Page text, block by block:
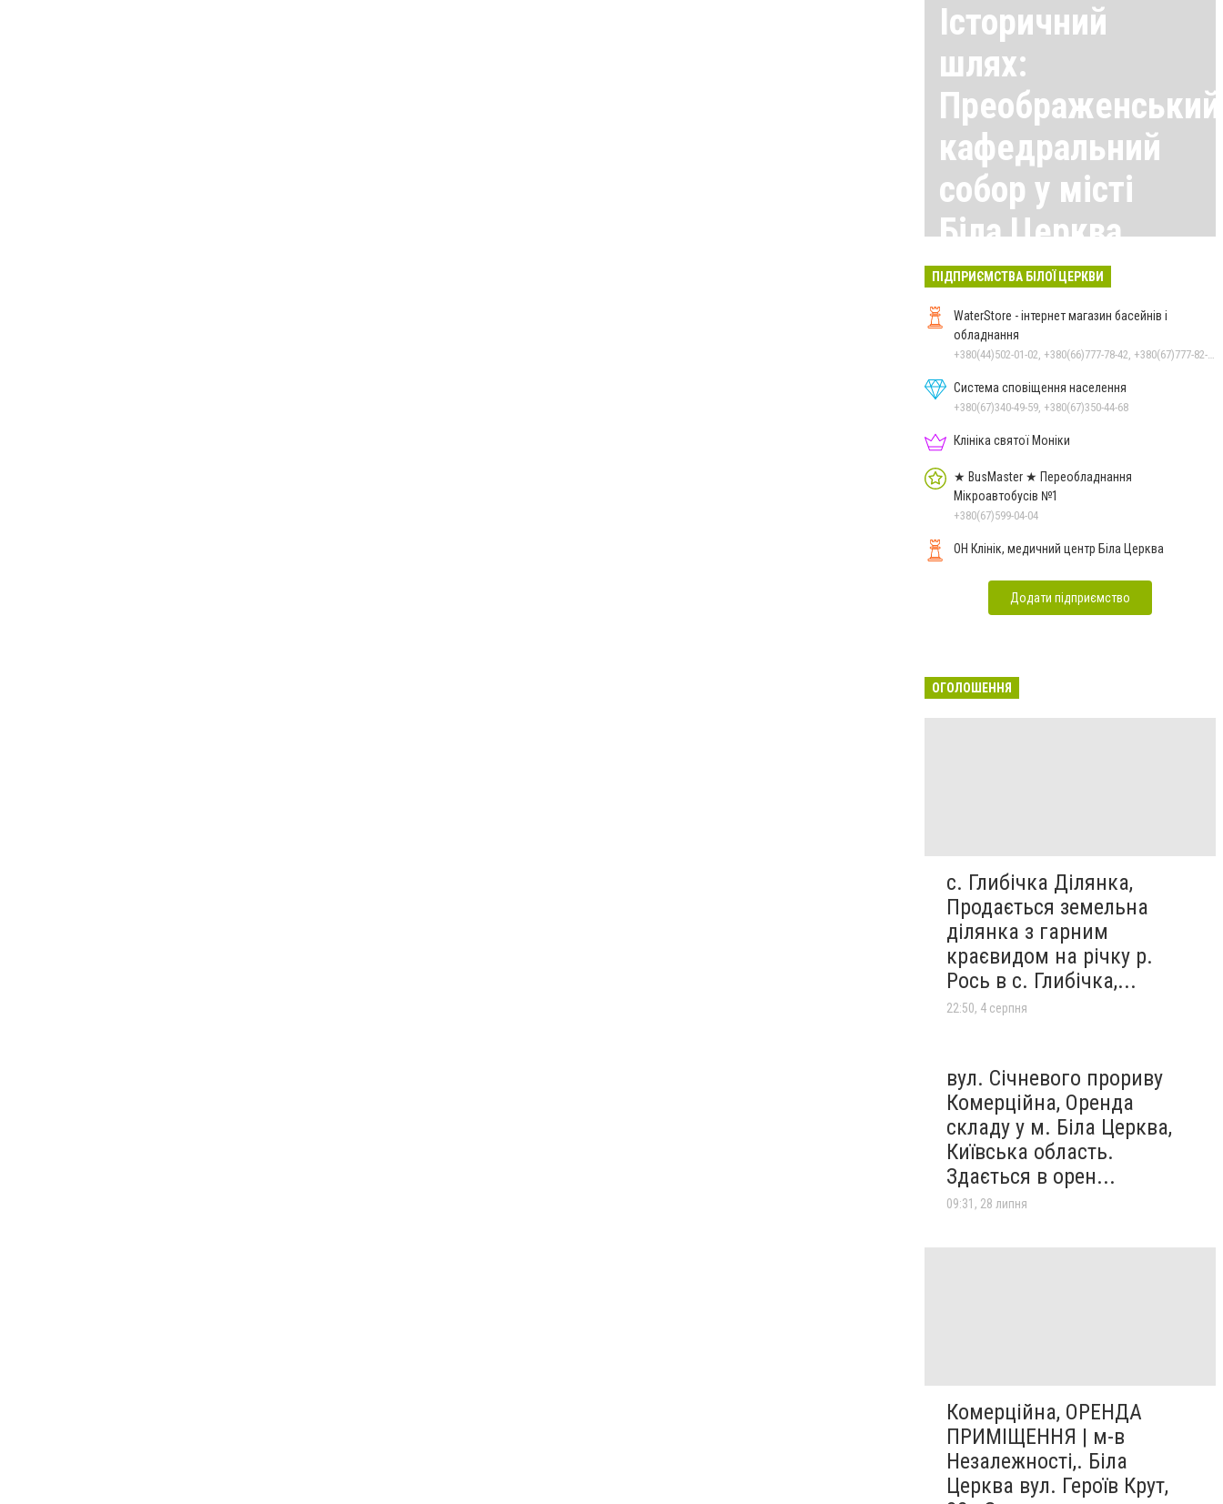
Історичний
шлях:
Преображенський
кафедральний
собор у місті
Біла Церква
Всі матеріали тут
ПІДПРИЄМСТВА БІЛОЇ ЦЕРКВИ
WaterStore - інтернет магазин басейнів і
обладнання
Система сповіщення населення
+380(67)340-49-59, +380(67)350-44-68
Клініка святої Моніки
★ BusMaster ★ Переобладнання
Мікроавтобусів №1
+380(67)599-04-04
ОН Клінік, медичний центр Біла Церква
Додати підприємство
ОГОЛОШЕННЯ
с. Глибічка Ділянка,
Продається земельна
ділянка з гарним
краєвидом на річку р.
Рось в с. Глибічка,...
22:50, 4 серпня
вул. Січневого прориву
Комерційна, Оренда
складу у м. Біла Церква,
Київська область.
Здається в орен...
09:31, 28 липня
Комерційна, ОРЕНДА
ПРИМІЩЕННЯ | м-в
Незалежності,. Біла
Церква вул. Героїв Крут,